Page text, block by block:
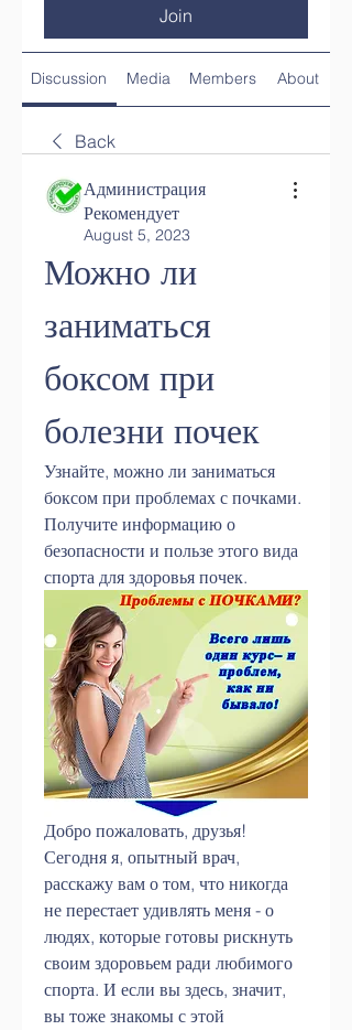
Join
Discussion Media Members About
Back
Администрация
Рекомендует
August 5, 2023
Можно ли
заниматься
боксом при
болезни почек
Узнайте, можно ли заниматься
боксом при проблемах с почками.
Получите информацию о
безопасности и пользе этого вида
спорта для здоровья почек.
Добро пожаловать, друзья!
Сегодня я, опытный врач,
расскажу вам о том, что никогда
не перестает удивлять меня - о
людях, которые готовы рискнуть
своим здоровьем ради любимого
спорта. И если вы здесь, значит,
вы тоже знакомы с этой